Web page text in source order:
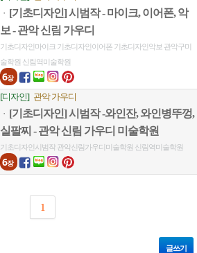
ㆍ [기초디자인] 시범작 - 마이크, 이어폰, 악
보 - 관악 신림 가우디
기초디자인마이크 기초디자인이어폰 기초디자인악보 관악구미
술학원 신림역미술학원
6장
[디자인] 관악 가우디
ㆍ [기초디자인] 시범작 -와인잔, 와인병뚜껑,
실팔찌 - 관악 신림 가우디 미술학원
기초디자인시범작 관악신림가우디미술학원 신림역미술학원
6장
1
글쓰기